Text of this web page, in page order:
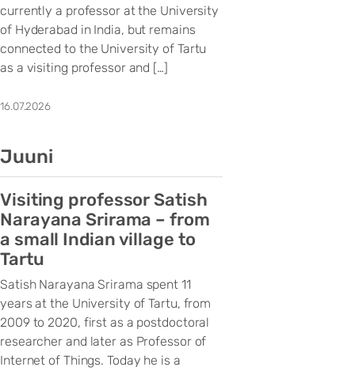
currently a professor at the University
of Hyderabad in India, but remains
connected to the University of Tartu
as a visiting professor and […]
16.07.2026
Juuni
Visiting professor Satish
Narayana Srirama – from
a small Indian village to
Tartu
Satish Narayana Srirama spent 11
years at the University of Tartu, from
2009 to 2020, first as a postdoctoral
researcher and later as Professor of
Internet of Things. Today he is a